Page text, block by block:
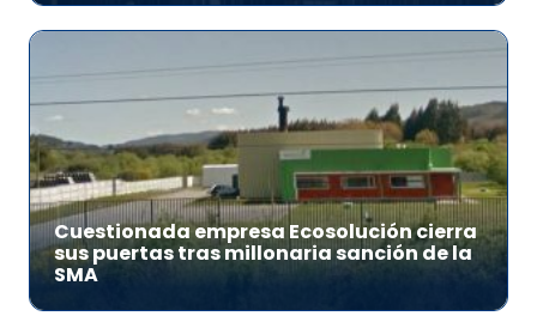
Cuestionada empresa Ecosolución cierra
sus puertas tras millonaria sanción de la
SMA